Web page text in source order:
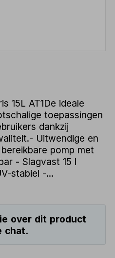
15L AT1De ideale
toepassingen
dankzij
Uitwendige en
pomp met
- Slagvast 15 l
stabiel -...
over dit product
chat.